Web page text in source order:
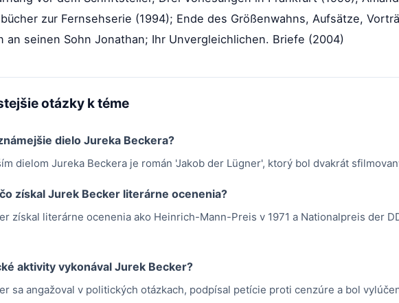
zur Fernsehserie (1994); Ende des Größenwahns, Aufsätze,
an seinen Sohn Jonathan; Ihr Unvergleichlichen. Briefe (2004)
otázky k téme
dielo Jureka Beckera?
dielom Jureka Beckera je román 'Jakob der Lügner', ktorý bol dvakrát
získal Jurek Becker literárne ocenenia?
získal literárne ocenenia ako Heinrich-Mann-Preis v 1971 a Nationalpreis der
aktivity vykonával Jurek Becker?
sa angažoval v politických otázkach, podpísal petície proti cenzúre a bol